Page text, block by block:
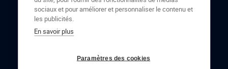
RESTONS EN CONTACT
sociaux et pour améliorer et personnaliser le contenu et
les publicités.
En savoir plus
Paramètres des cookies